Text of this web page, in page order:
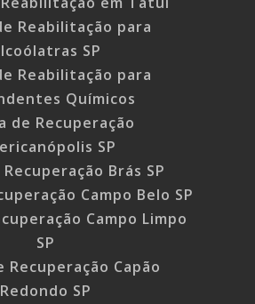
Reabilitação para
SP
Reabilitação para
Químicos
de Recuperação
SP
Brás SP
Campo Belo SP
Campo Limpo
SP
Recuperação Capão
Redondo SP